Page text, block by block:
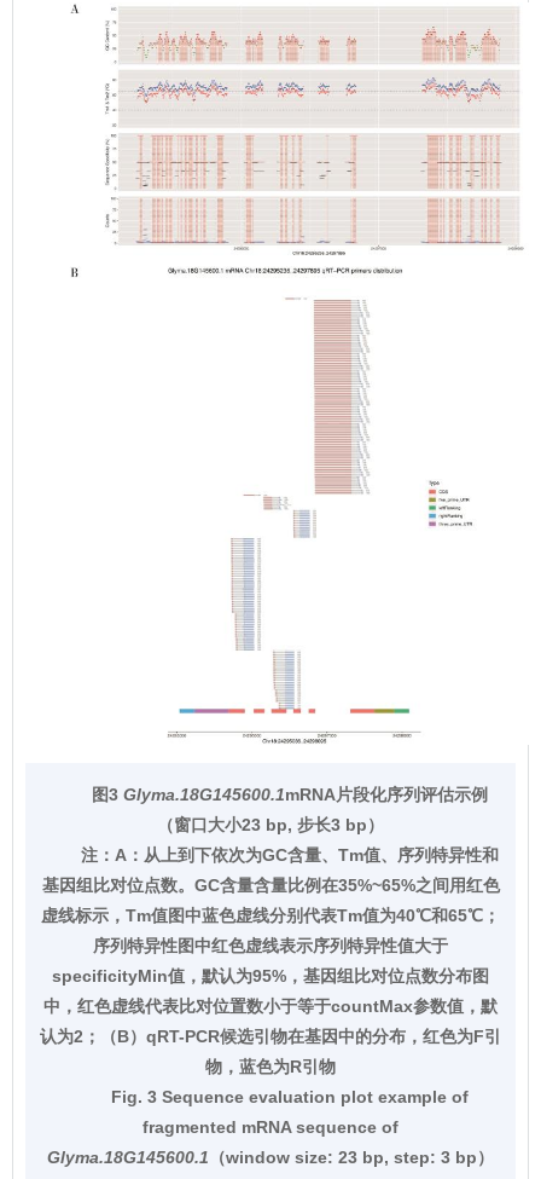
图3 Glyma.18G145600.1mRNA片段化序列评估示例
（窗口大小23 bp, 步长3 bp）
注： A：从上到下依次为GC含量、Tm值、序列特异性和
基因组比对位点数。GC含量含量比例在35%~65%之间用红色
虚线标示，Tm值图中蓝色虚线分别代表Tm值为40℃和65℃；
序列特异性图中红色虚线表示序列特异性值大于
specificityMin值，默认为95%，基因组比对位点数分布图
中，红色虚线代表比对位置数小于等于countMax参数值，默
认为2；（B）qRT-PCR候选引物在基因中的分布，红色为F引
物，蓝色为R引物
Fig. 3 Sequence evaluation plot example of
fragmented mRNA sequence of
Glyma.18G145600.1 （window size: 23 bp, step: 3 bp）